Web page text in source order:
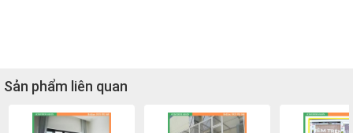
Sản phẩm liên quan